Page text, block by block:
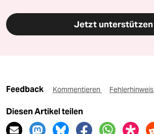
Jetzt unterstützen
Feedback Kommentieren Fehlerhinweis
Diesen Artikel teilen